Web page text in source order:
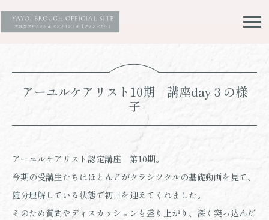
アーユルケアリスト10期 講座day３の様
子
アーユルケアリスト認定講座 第10期。
今期の受講生たちはほとんどがクラシツクルの基礎動画を見て、
随分理解している状態で初日を迎えてくれました。
そのため質問やディスカッションも盛り上がり、深く突っ込んだ